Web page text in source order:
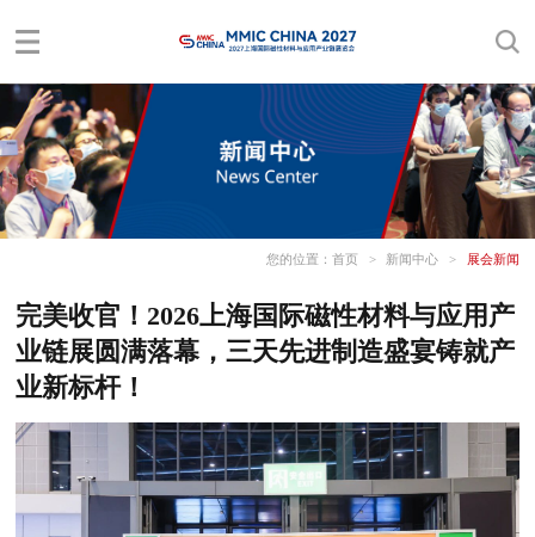
您的位置： 首页 > 新闻中心 > 展会新闻
完美收官！2026上海国际磁性材料与应用产
业链展圆满落幕，三天先进制造盛宴铸就产
业新标杆！